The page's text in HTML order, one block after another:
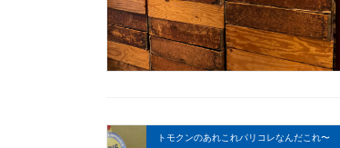
トモクンのあれこれパリコレなんだこれ〜